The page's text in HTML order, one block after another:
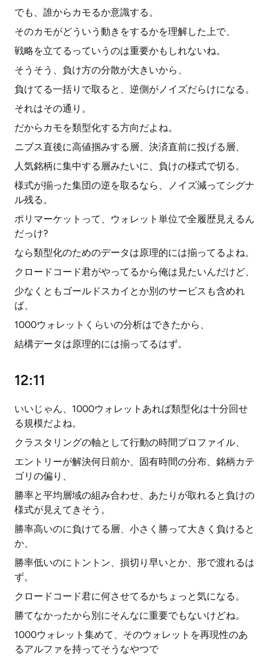
でも、誰からカモるか意識する。
そのカモがどういう動きをするかを理解した上で、
戦略を立てるっていうのは重要かもしれないね。
そうそう、負け方の分散が大きいから、
負けてる一括りで取ると、逆側がノイズだらけになる。
それはその通り。
だからカモを類型化する方向だよね。
ニブス直後に高値掴みする層、決済直前に投げる層、
人気銘柄に集中する層みたいに、負けの様式で切る。
様式が揃った集団の逆を取るなら、ノイズ減ってシグナ
ル残る。
ポリマーケットって、ウォレット単位で全履歴見えるん
だっけ?
なら類型化のためのデータは原理的には揃ってるよね。
クロードコード君がやってるから俺は見たいんだけど、
少なくともゴールドスカイとか別のサービスも含めれ
ば、
1000ウォレットくらいの分析はできたから、
結構データは原理的には揃ってるはず。
12:11
いいじゃん、1000ウォレットあれば類型化は十分回せ
る規模だよね。
クラスタリングの軸として行動の時間プロファイル、
エントリーが解決何日前か、固有時間の分布、銘柄カテ
ゴリの偏り、
勝率と平均層域の組み合わせ、あたりが取れると負けの
様式が見えてきそう。
勝率高いのに負けてる層、小さく勝って大きく負けると
か、
勝率低いのにトントン、損切り早いとか、形で渡れるは
ず。
クロードコード君に何させてるかちょっと気になる。
勝てなかったから別にそんなに重要でもないけどね。
1000ウォレット集めて、そのウォレットを再現性のあ
るアルファを持ってそうなやつで